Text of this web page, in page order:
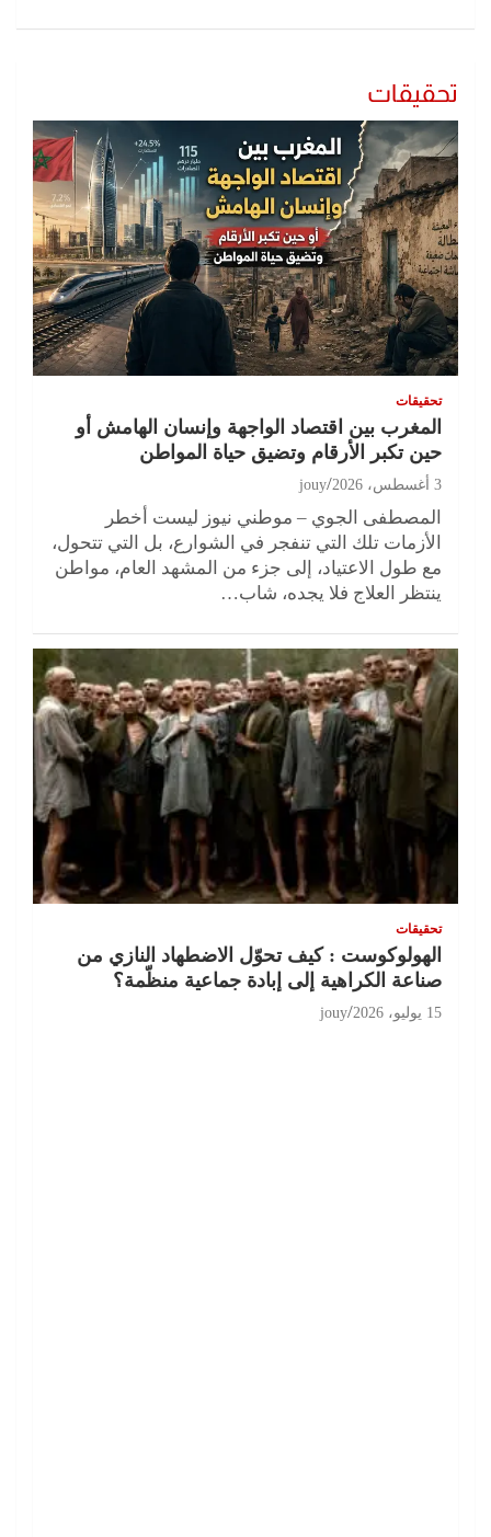
تحقيقات
تحقيقات
المغرب بين اقتصاد الواجهة وإنسان الهامش أو
حين تكبر الأرقام وتضيق حياة المواطن
3 أغسطس، 2026 jouy
المصطفى الجوي – موطني نيوز ليست أخطر
الأزمات تلك التي تنفجر في الشوارع، بل التي تتحول،
مع طول الاعتياد، إلى جزء من المشهد العام، مواطن
ينتظر العلاج فلا يجده، شاب…
تحقيقات
الهولوكوست : كيف تحوّل الاضطهاد النازي من
صناعة الكراهية إلى إبادة جماعية منظّمة؟
15 يوليو، 2026 jouy